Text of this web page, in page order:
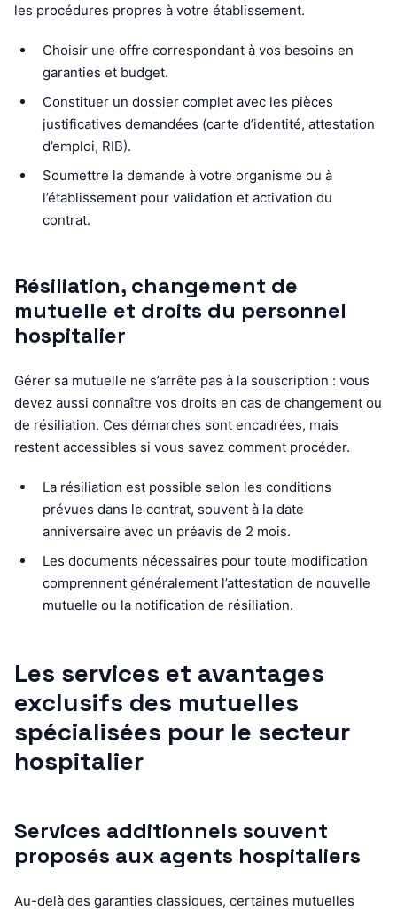
les procédures propres à votre établissement.
Choisir une offre correspondant à vos besoins en
garanties et budget.
Constituer un dossier complet avec les pièces
justificatives demandées (carte d’identité, attestation
d’emploi, RIB).
Soumettre la demande à votre organisme ou à
l’établissement pour validation et activation du
contrat.
Résiliation, changement de
mutuelle et droits du personnel
hospitalier
Gérer sa mutuelle ne s’arrête pas à la souscription : vous
devez aussi connaître vos droits en cas de changement ou
de résiliation. Ces démarches sont encadrées, mais
restent accessibles si vous savez comment procéder.
La résiliation est possible selon les conditions
prévues dans le contrat, souvent à la date
anniversaire avec un préavis de 2 mois.
Les documents nécessaires pour toute modification
comprennent généralement l’attestation de nouvelle
mutuelle ou la notification de résiliation.
Les services et avantages
exclusifs des mutuelles
spécialisées pour le secteur
hospitalier
Services additionnels souvent
proposés aux agents hospitaliers
Au-delà des garanties classiques, certaines mutuelles